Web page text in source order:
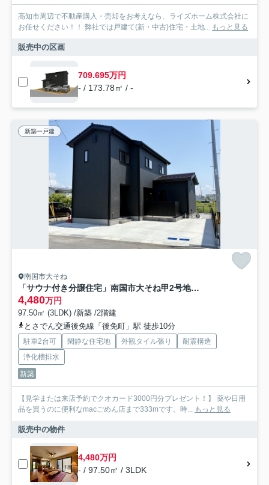
高知市周辺で不動産購入・売却をお考えなら、ライズホーム株式会社に
お任せください！！ 弊社では戸建て(新・中古)住宅・土地... もっと見る
販売中の区画
709.695万円
- / 173.78㎡ / -
新築一戸建
南国市大そね
「サウナ付き分譲住宅」南国市大そね甲2号地 新築一戸建て
4,480万円
97.50㎡ (3LDK) /新築 /2階建
とさでん交通後免線「後免町」駅 徒歩10分
駐車2台可 閑静な住宅地 外観タイル張り
耐震構造
浄化槽排水
新築
【見学または来店予約でクオカード3000円分プレゼント！】 薬や日用
品を買うのに便利なmacごめん店まで333mです。時... もっと見る
販売中の物件
4,480万円
- / 97.50㎡ / 3LDK